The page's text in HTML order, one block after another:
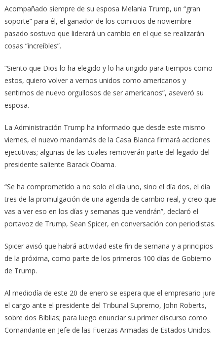
Acompañado siempre de su esposa Melania Trump, un “gran
soporte” para él, el ganador de los comicios de noviembre
pasado sostuvo que liderará un cambio en el que se realizarán
cosas “increíbles”.
“Siento que Dios lo ha elegido y lo ha ungido para tiempos como
estos, quiero volver a vernos unidos como americanos y
sentirnos de nuevo orgullosos de ser americanos”, aseveró su
esposa.
La Administración Trump ha informado que desde este mismo
viernes, el nuevo mandamás de la Casa Blanca firmará acciones
ejecutivas; algunas de las cuales removerán parte del legado del
presidente saliente Barack Obama.
“Se ha comprometido a no solo el día uno, sino el día dos, el día
tres de la promulgación de una agenda de cambio real, y creo que
vas a ver eso en los días y semanas que vendrán”, declaró el
portavoz de Trump, Sean Spicer, en conversación con periodistas.
Spicer avisó que habrá actividad este fin de semana y a principios
de la próxima, como parte de los primeros 100 días de Gobierno
de Trump.
Al mediodía de este 20 de enero se espera que el empresario jure
el cargo ante el presidente del Tribunal Supremo, John Roberts,
sobre dos Biblias; para luego enunciar su primer discurso como
Comandante en Jefe de las Fuerzas Armadas de Estados Unidos.